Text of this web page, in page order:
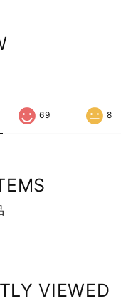
69 8
VIEWED